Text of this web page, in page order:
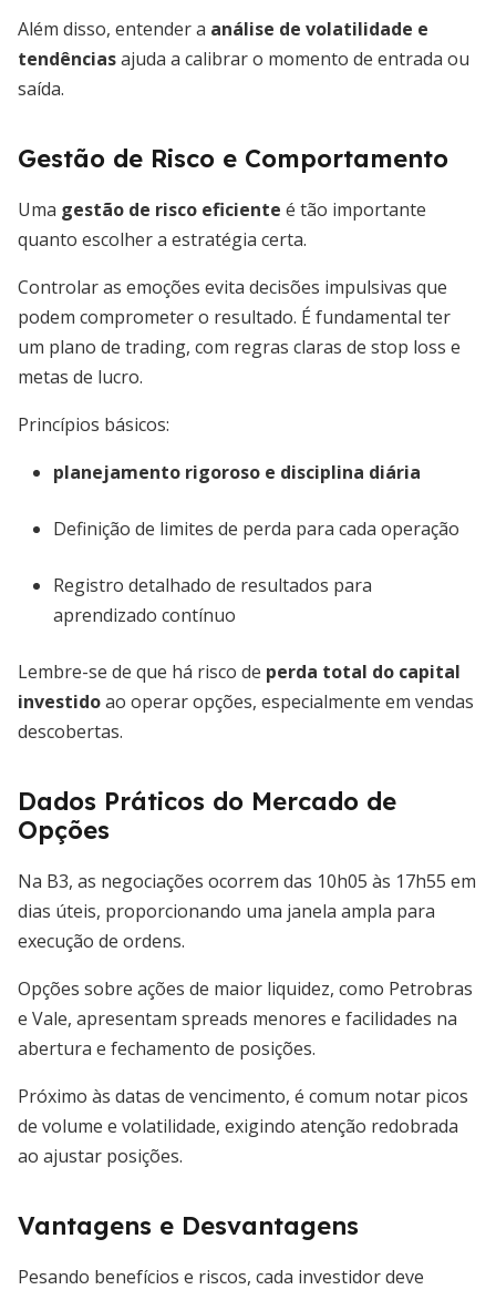
Além disso, entender a análise de volatilidade e
tendênciasajuda a calibrar o momento de entrada ou
saída.
Gestão de Risco e Comportamento
Uma gestão de risco eficiente é tão importante
quanto escolher a estratégia certa.
Controlar as emoções evita decisões impulsivas que
podem comprometer o resultado. É fundamental ter
um plano de trading, com regras claras de stop loss e
metas de lucro.
Princípios básicos:
planejamento rigoroso e disciplina diária
Definição de limites de perda para cada operação
Registro detalhado de resultados para
aprendizado contínuo
Lembre-se de que há risco de perda total do capital
investidoao operar opções, especialmente em vendas
descobertas.
Dados Práticos do Mercado de
Opções
Na B3, as negociações ocorrem das 10h05 às 17h55 em
dias úteis, proporcionando uma janela ampla para
execução de ordens.
Opções sobre ações de maior liquidez, como Petrobras
e Vale, apresentam spreads menores e facilidades na
abertura e fechamento de posições.
Próximo às datas de vencimento, é comum notar picos
de volume e volatilidade, exigindo atenção redobrada
ao ajustar posições.
Vantagens e Desvantagens
Pesando benefícios e riscos, cada investidor deve